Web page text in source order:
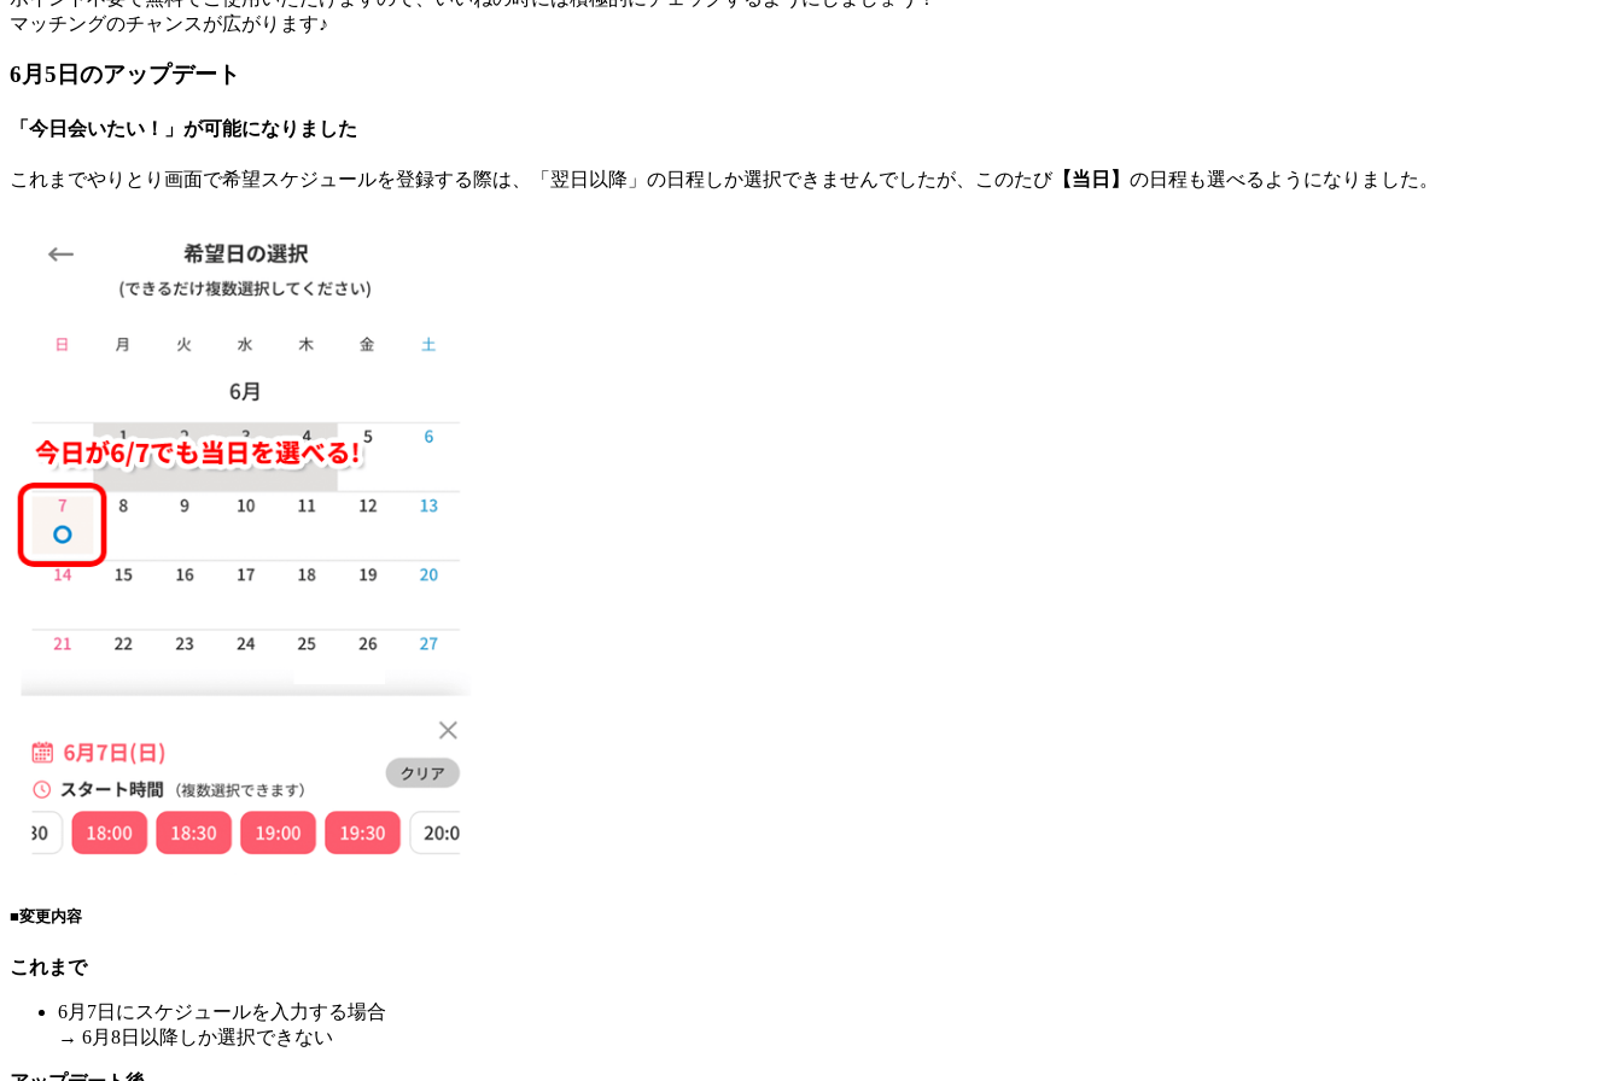
マッチングのチャンスが広がります♪
6月5日のアップデート
「今日会いたい！」が可能になりました
これまでやりとり画面で希望スケジュールを登録する際は、「翌日以降」の日程しか選択できませんでしたが、このたび【当日】 の日程も選べるようになりました。
■変更内容
これまで
6月7日にスケジュールを入力する場合
→ 6月8日以降しか選択できない